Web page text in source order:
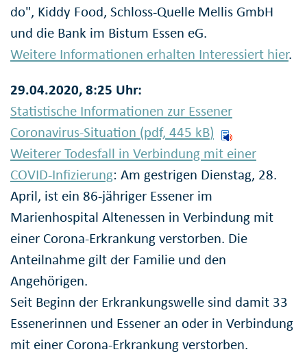
do", Kiddy Food, Schloss-Quelle Mellis GmbH
und die Bank im Bistum Essen eG.
Weitere Informationen erhalten Interessiert hier.
29.04.2020, 8:25 Uhr:
Statistische Informationen zur Essener
Coronavirus-Situation (pdf, 445 kB)
Weiterer Todesfall in Verbindung mit einer
COVID-Infizierung: Am gestrigen Dienstag, 28.
April, ist ein 86-jähriger Essener im
Marienhospital Altenessen in Verbindung mit
einer Corona-Erkrankung verstorben. Die
Anteilnahme gilt der Familie und den
Angehörigen.
Seit Beginn der Erkrankungswelle sind damit 33
Essenerinnen und Essener an oder in Verbindung
mit einer Corona-Erkrankung verstorben.